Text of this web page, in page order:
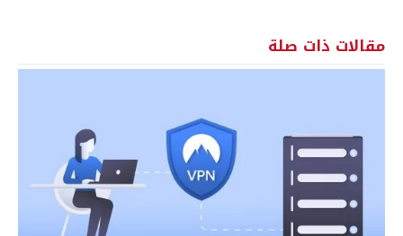
مقالات ذات صلة